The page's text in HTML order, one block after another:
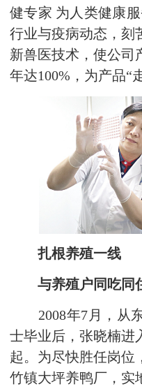
健专家 为人类健康
行业与疫病动态，刻
新兽医技术，使公司
年达100%，为产品“
扎根养殖一线
与养殖户同吃同
2008年7月，从东
士毕业后，张晓楠进
起。为尽快胜任岗位
竹镇大坪养鸭厂，实